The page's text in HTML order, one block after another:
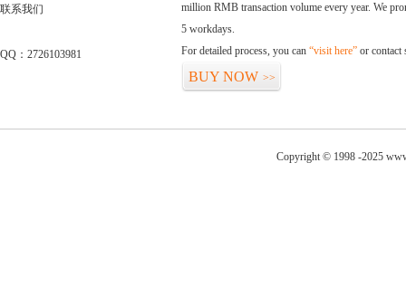
联系我们
QQ：2726103981
million RMB transaction volume every year. We
5 workdays.
For detailed process, you can “visit here” or contact
BUY NOW >>
Copyright © 1998 -2025